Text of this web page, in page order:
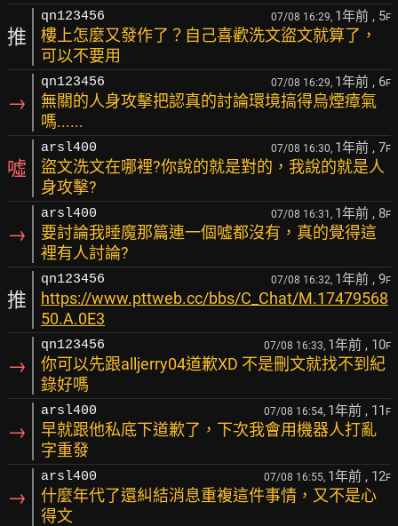
推
qn123456 07/08 16:29, 1年前 , 5F
樓上怎麼又發作了？自己喜歡洗文盜文就算了，
可以不要用
→
qn123456 07/08 16:29, 1年前 , 6F
無關的人身攻擊把認真的討論環境搞得烏煙瘴氣
嗎......
噓
arsl400 07/08 16:30, 1年前 , 7F
盜文洗文在哪裡?你說的就是對的，我說的就是人
身攻擊?
→
arsl400 07/08 16:31, 1年前 , 8F
要討論我睡魔那篇連一個噓都沒有，真的覺得這
裡有人討論?
推
qn123456 07/08 16:32, 1年前 , 9F
https://www.pttweb.cc/bbs/C_Chat/M.17479568
50.A.0E3
→
qn123456 07/08 16:33, 1年前 , 10F
你可以先跟alljerry04道歉XD 不是刪文就找不到紀
錄好嗎
→
arsl400 07/08 16:54, 1年前 , 11 F
早就跟他私底下道歉了，下次我會用機器人打亂
字重發
→
arsl400 07/08 16:55, 1年前 , 12F
什麼年代了還糾結消息重複這件事情，又不是心
得文